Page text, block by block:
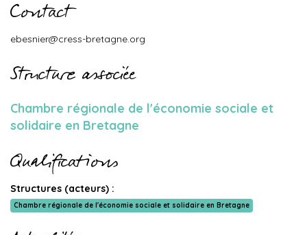
Contact
ebesnier@cress-bretagne.org
Structure associée
Chambre régionale de l'économie sociale et
solidaire en Bretagne
Qualifications
Structures (acteurs) :
Chambre régionale de l'économie sociale et solidaire en Bretagne